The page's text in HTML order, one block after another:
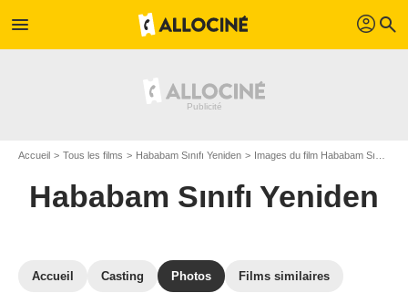
menu profil search
Accueil Tous les films Hababam Sınıfı Yeniden Images du film Hababam Sınıfı Yeniden
Hababam Sınıfı Yeniden
Accueil Casting Photos Films similaires